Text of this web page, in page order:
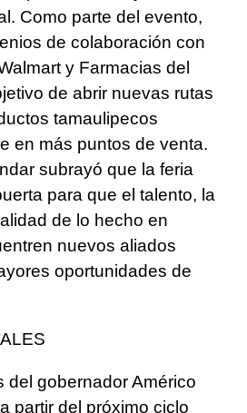
Como parte del evento,
de colaboración con
y Farmacias del
de abrir nuevas rutas
tamaulipecos
en más puntos de venta.
subrayó que la feria
para que el talento, la
de lo hecho en
nuevos aliados
oportunidades de
del gobernador Américo
partir del próximo ciclo